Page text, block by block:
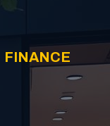
FINANCE